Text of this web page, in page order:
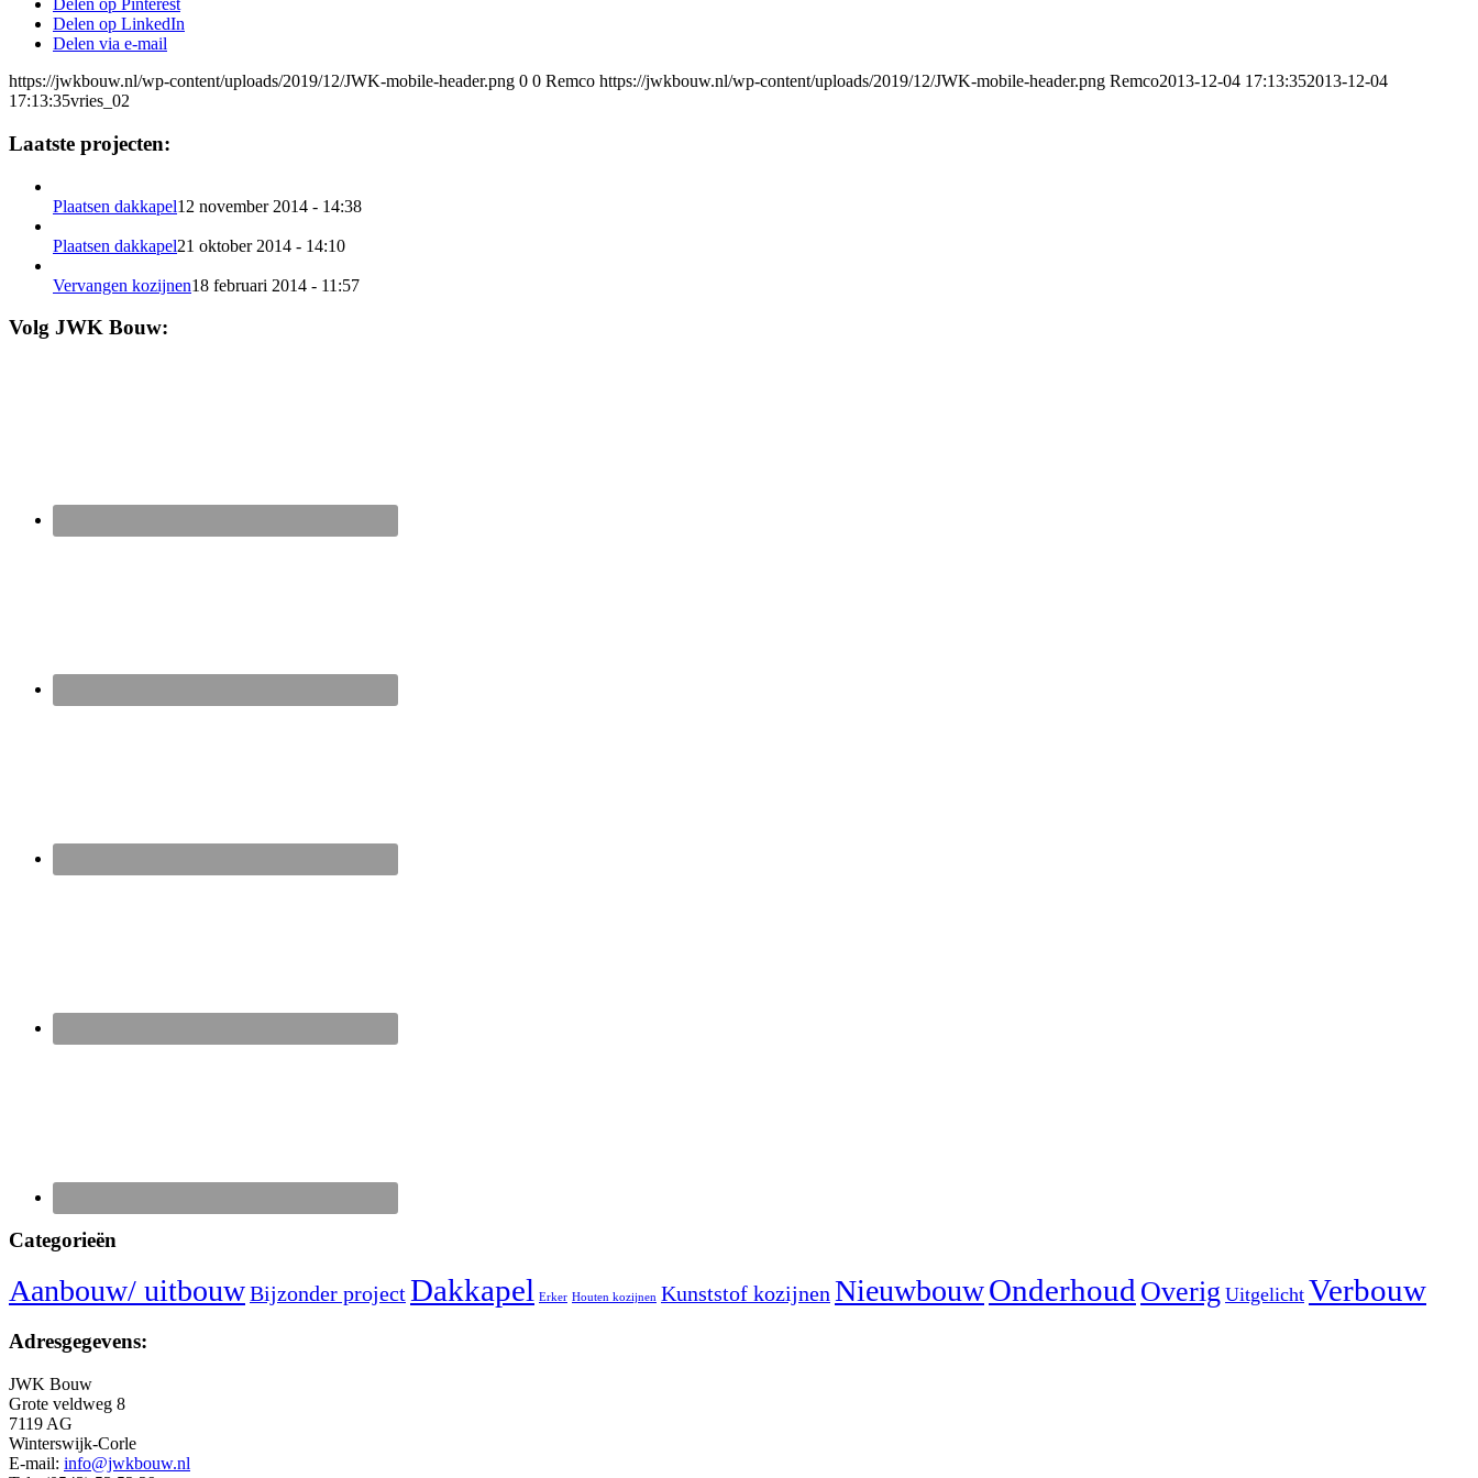
Delen op Pinterest
Delen op LinkedIn
Delen via e-mail
https://jwkbouw.nl/wp-content/uploads/2019/12/JWK-mobile-header.png 0 0 Remco https://jwkbouw.nl/wp-content/uploads/2019/12/JWK-mobile-header.png Remco2013-12-04 17:13:352013-12-04
17:13:35vries_02
Laatste projecten:
Plaatsen dakkapel12 november 2014 - 14:38
Plaatsen dakkapel21 oktober 2014 - 14:10
Vervangen kozijnen18 februari 2014 - 11:57
Volg JWK Bouw:
Categorieën
Aanbouw/ uitbouwBijzonder projectDakkapel Erker Houten kozijnen Kunststof kozijnenNieuwbouwOnderhoud Overig Uitgelicht Verbouw
Adresgegevens:
JWK Bouw
Grote veldweg 8
7119 AG
Winterswijk-Corle
E-mail: info@jwkbouw.nl